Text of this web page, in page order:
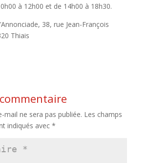
à 12h00 et de 14h00 à 18h30.
38, rue Jean-François
Thiais
mail ne sera pas publiée. Les champs
indiqués avec *